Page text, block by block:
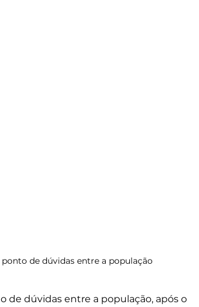
de dúvidas entre a população
de dúvidas entre a população, após o